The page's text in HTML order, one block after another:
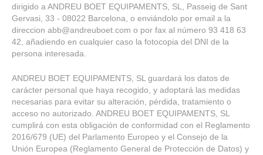
dirigido a ANDREU BOET EQUIPAMENTS, SL, Passeig de Sant
Gervasi, 33 - 08022 Barcelona, o enviándolo por email a la
direccion abb@andreuboet.com o por fax al número 93 418 63
42, añadiendo en cualquier caso la fotocopia del DNI de la
persona interesada.
ANDREU BOET EQUIPAMENTS, SL guardará los datos de
carácter personal que haya recogido, y adoptará las medidas
necesarias para evitar su alteración, pérdida, tratamiento o
acceso no autorizado. ANDREU BOET EQUIPAMENTS, SL
cumplirá con esta obligación de conformidad con el Reglamento
2016/679 (UE) del Parlamento Europeo y el Consejo de la
Unión Europea (Reglamento General de Protección de Datos) y